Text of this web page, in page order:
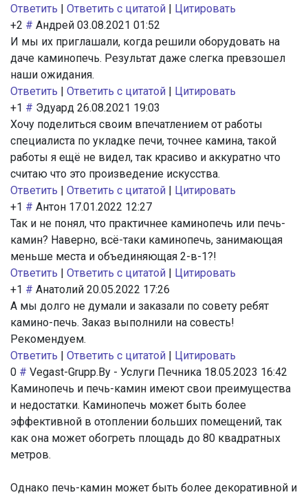
Ответить
Ответить с цитатой
Цитировать
+2 # Андрей 03.08.2021 01:52
И мы их приглашали, когда решили оборудовать на
даче каминопечь. Результат даже слегка превзошел
наши ожидания.
Ответить
Ответить с цитатой
Цитировать
+1 # Эдуард 26.08.2021 19:03
Хочу поделиться своим впечатлением от работы
специалиста по укладке печи, точнее камина, такой
работы я ещё не видел, так красиво и аккуратно что
считаю что это произведение искусства.
Ответить
Ответить с цитатой
Цитировать
+1 # Антон 17.01.2022 12:27
Так и не понял, что практичнее каминопечь или печь-
камин? Наверно, всё-таки каминопечь, занимающая
меньше места и объединяющая 2-в-1?!
Ответить
Ответить с цитатой
Цитировать
+1 # Анатолий 20.05.2022 17:26
А мы долго не думали и заказали по совету ребят
камино-печь. Заказ выполнили на совесть!
Рекомендуем.
Ответить
Ответить с цитатой
Цитировать
0 # Vegast-Grupp.By - Услуги Печника 18.05.2023 16:42
Каминопечь и печь-камин имеют свои преимущества
и недостатки. Каминопечь может быть более
эффективной в отоплении больших помещений, так
как она может обогреть площадь до 80 квадратных
метров.
Однако печь-камин может быть более декоративной и